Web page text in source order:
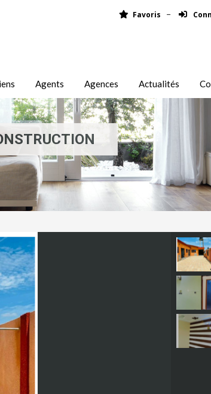
Favoris
Agents Agences Actualités